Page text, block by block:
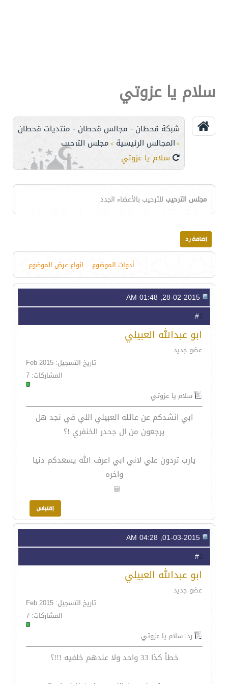
سلام يا عزوتي
شبكة قحطان - مجالس قحطان - منتديات قحطان
> المجالس الرئيسية > مجلس الترحيب
سلام يا عزوتي
مجلس الترحيب للترحيب بالأعضاء الجدد
أدوات الموضوع انواع عرض الموضوع
1
ابو عبدالله العبيلي
عضو جديد
تاريخ التسجيل: Feb 2015
المشاركات: 7
سلام يا عزوتي
ابي انشدكم عن عائله العبيلي اللي في نجد هل
يرجعون من ال جحدر الخنفري !؟
يارب تردون علي لاني ابي اعرف الله يسعدكم دنيا
واخره
2
ابو عبدالله العبيلي
عضو جديد
تاريخ التسجيل: Feb 2015
المشاركات: 7
رد: سلام يا عزوتي
خطأ كذا 33 واحد ولا عندهم خلفيه !!!؟